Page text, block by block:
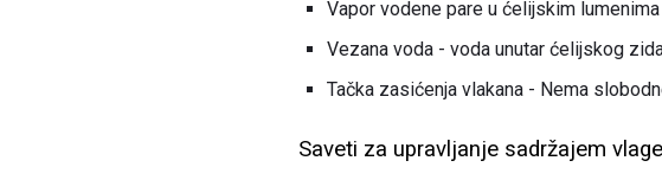
Vapor vodene pare u ćelijskim lumenima
Vezana voda - voda unutar ćelijskog
Tačka zasićenja vlakana - Nema
Saveti za upravljanje sadržajem vlage